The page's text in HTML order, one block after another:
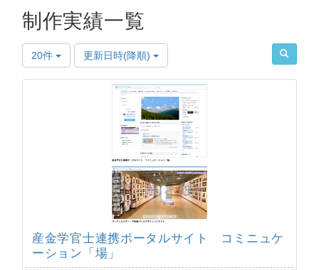
制作実績一覧
20件 更新日時(降順)
産金学官士連携ポータルサイト コミニュケ
ーション「場」